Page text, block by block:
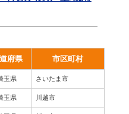
府県 市区町村
玉県 さいたま市
玉県 川越市